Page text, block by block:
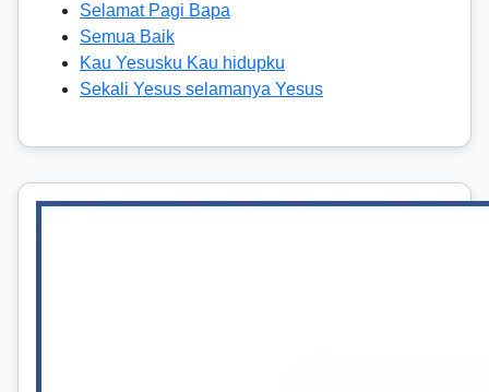
Selamat Pagi Bapa
Semua Baik
Kau Yesusku Kau hidupku
Sekali Yesus selamanya Yesus